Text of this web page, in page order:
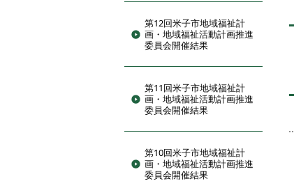
第12回米子市地域福祉計
画・地域福祉活動計画推進
委員会開催結果
第11回米子市地域福祉計
画・地域福祉活動計画推進
委員会開催結果
第10回米子市地域福祉計
画・地域福祉活動計画推進
委員会開催結果